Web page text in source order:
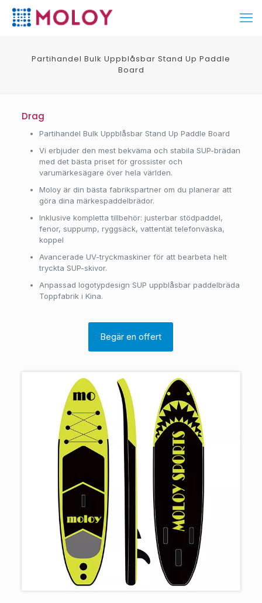
Partihandel Bulk Uppblåsbar Stand Up Paddle
Board
Drag
Partihandel Bulk Uppblåsbar Stand Up Paddle Board
Vi erbjuder den mest bekväma och stabila SUP-brädan
med det bästa priset för grossister och
varumärkesägare över hela världen.
Moloy är din bästa fabrikspartner om du planerar att
göra dina märkespaddelbrädor.
Inklusive kompletta tillbehör: justerbar stödpaddel,
fenor, suppump, ryggsäck, vattentät telefonväska,
koppel
Avancerade UV-tryckmaskiner för att bearbeta helt
tryckta SUP-skivor.
Anpassad logotypdesign SUP uppblåsbar paddelbräda
Toppfabrik i Kina.
Begär en offert